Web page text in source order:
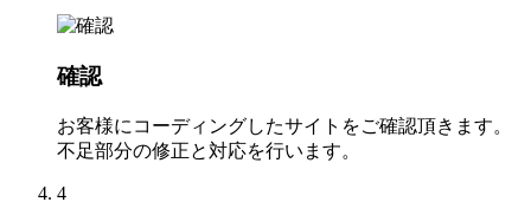
確認
お客様にコーディングしたサイトをご確認頂きます。
不足部分の修正と対応を行います。
4